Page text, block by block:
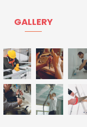
GALLERY